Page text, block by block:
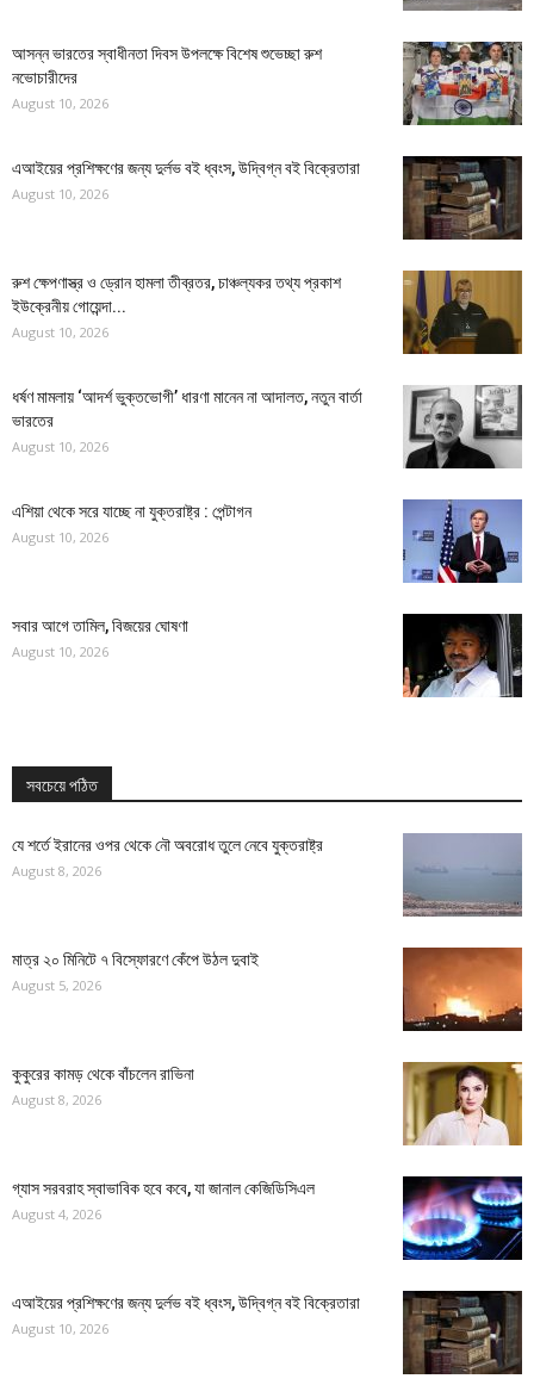
আসন্ন ভারতের স্বাধীনতা দিবস উপলক্ষে বিশেষ শুভেচ্ছা রুশ
নভোচারীদের
August 10, 2026
এআইয়ের প্রশিক্ষণের জন্য দুর্লভ বই ধ্বংস, উদ্বিগ্ন বই বিক্রেতারা
August 10, 2026
রুশ ক্ষেপণাস্ত্র ও ড্রোন হামলা তীব্রতর, চাঞ্চল্যকর তথ্য প্রকাশ
ইউক্রেনীয় গোয়েন্দা...
August 10, 2026
ধর্ষণ মামলায় ‘আদর্শ ভুক্তভোগী’ ধারণা মানেন না আদালত, নতুন বার্তা
ভারতের
August 10, 2026
এশিয়া থেকে সরে যাচ্ছে না যুক্তরাষ্ট্র : পেন্টাগন
August 10, 2026
সবার আগে তামিল, বিজয়ের ঘোষণা
August 10, 2026
সবচেয়ে পঠিত
যে শর্তে ইরানের ওপর থেকে নৌ অবরোধ তুলে নেবে যুক্তরাষ্ট্র
August 8, 2026
মাত্র ২০ মিনিটে ৭ বিস্ফোরণে কেঁপে উঠল দুবাই
August 5, 2026
কুকুরের কামড় থেকে বাঁচলেন রাভিনা
August 8, 2026
গ্যাস সরবরাহ স্বাভাবিক হবে কবে, যা জানাল কেজিডিসিএল
August 4, 2026
এআইয়ের প্রশিক্ষণের জন্য দুর্লভ বই ধ্বংস, উদ্বিগ্ন বই বিক্রেতারা
August 10, 2026